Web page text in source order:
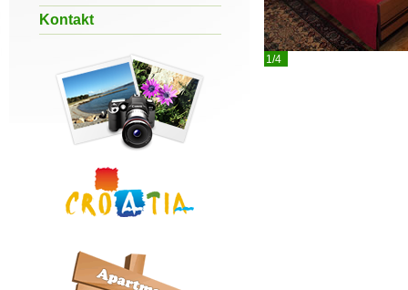
Kontakt
1/4